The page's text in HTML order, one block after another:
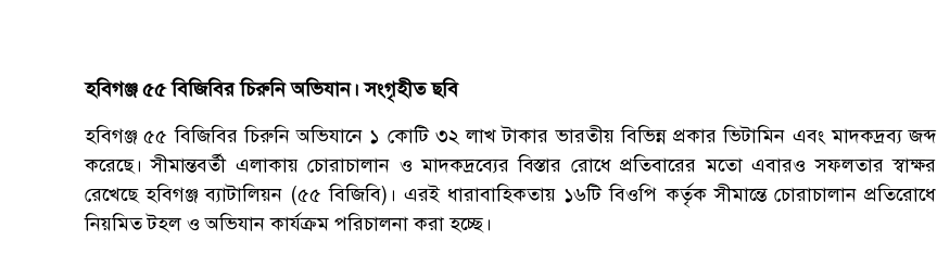
হবিগঞ্জ ৫৫ বিজিবির চিরুনি অভিযান। সংগৃহীত ছবি
হবিগঞ্জ ৫৫ বিজিবির চিরুনি অভিযানে ১ কোটি ৩২ লাখ টাকার ভারতীয় বিভিন্ন প্রকার ভিটামিন এবং মাদকদ্রব্য জব্দ
করেছে। সীমান্তবর্তী এলাকায় চোরাচালান ও মাদকদ্রব্যের বিস্তার রোধে প্রতিবারের মতো এবারও সফলতার স্বাক্ষর
রেখেছে হবিগঞ্জ ব্যাটালিয়ন (৫৫ বিজিবি)। এরই ধারাবাহিকতায় ১৬টি বিওপি কর্তৃক সীমান্তে চোরাচালান প্রতিরোধে
নিয়মিত টহল ও অভিযান কার্যক্রম পরিচালনা করা হচ্ছে।